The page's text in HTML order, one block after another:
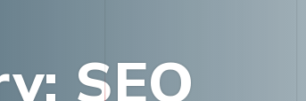
SEO